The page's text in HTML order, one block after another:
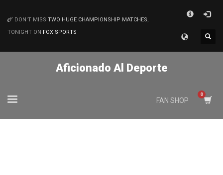
MATCHES
DON'T MISS TWO HUGE CHAMPIONSHIP MATCHES,
TONIGHT ON FOX SPORTS
Aficionado Al Deporte
FAN SHOP